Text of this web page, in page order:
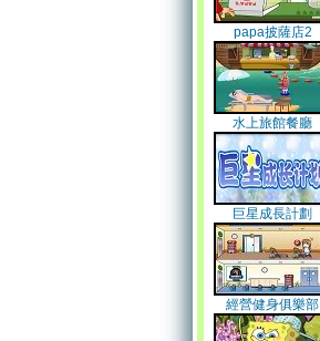
papa披薩店2
水上旅館餐廳
巨星成長計劃
經營健身俱樂部